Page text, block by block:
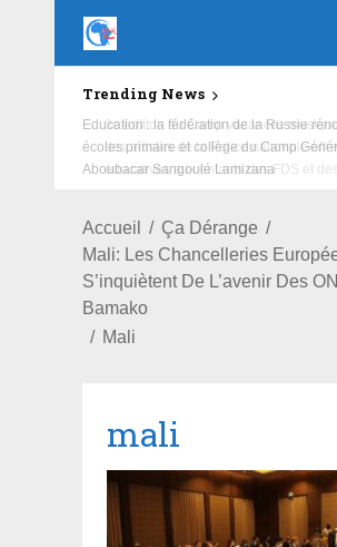
Trending News
Education : la fédération de la Russie
écoles primaire et collège du Camp
Aboubacar Sangoulé Lamizana
Accueil
Ça Dérange
Mali: Les Chancelleries
S’inquiètent De L’avenir Des
Bamako
Mali
mali